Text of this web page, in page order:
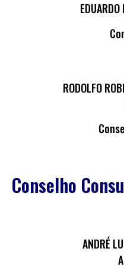
RODOLFO
Conselho
ANDRÉ